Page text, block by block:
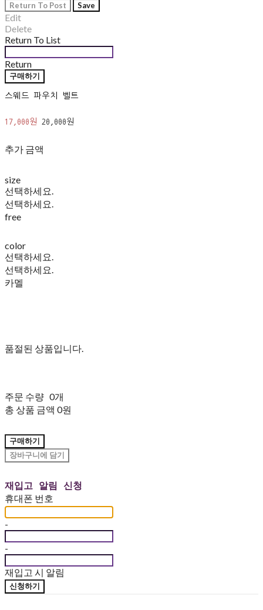
Return To Post Save
Edit
Delete
Return To List
Return
구매하기
스웨드 파우치 벨트
17,000원 20,000원
추가 금액
size
선택하세요.
선택하세요.
free
color
선택하세요.
선택하세요.
카멜
품절된 상품입니다.
주문 수량 0개
총 상품 금액 0원
구매하기
장바구니에 담기
재입고 알림 신청
휴대폰 번호
-
-
재입고 시 알림
신청하기